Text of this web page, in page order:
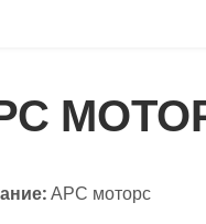
АРС моторс